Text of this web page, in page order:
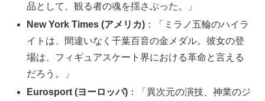
品として、観る者の魂を揺さぶった。」
New York Times (アメリカ) ：「ミラノ五輪のハイラ
イトは、間違いなく千葉百音の金メダル。彼女の登
場は、フィギュアスケート界における革命と言える
だろう。」
Eurosport (ヨーロッパ) ：「異次元の演技、神業のジ